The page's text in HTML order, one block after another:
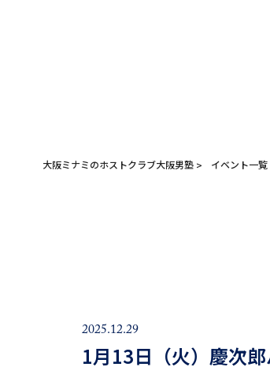
大阪ミナミのホストクラブ大阪男塾 イベント一覧
2025.12.29
1月13日（火）慶次